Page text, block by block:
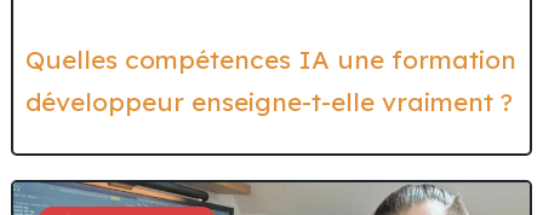
Quelles compétences IA une formation
développeur enseigne-t-elle vraiment ?